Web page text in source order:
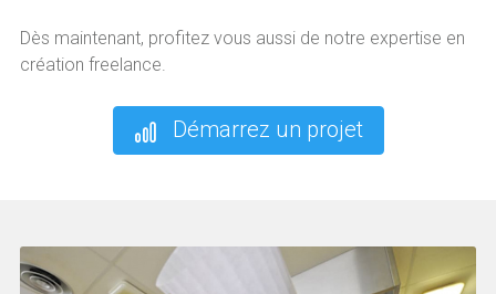
Dès maintenant, profitez vous aussi de notre expertise en
création freelance.
Démarrez un projet